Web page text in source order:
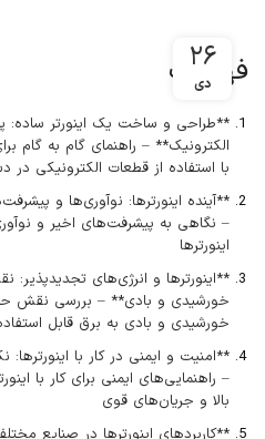
۲۶
دی
فهرست
**طراحی و ساخت یک اینورتر ساده:
الکترونیک** – راهنمای گام به گام
با استفاده از قطعات الکترونیکی در
**آینده اینورترها: نوآوری‌ها و
– نگاهی به پیشرفت‌های اخیر و
اینورترها
**اینورترها و انرژی‌های تجدیدپذیر:
خورشیدی و بادی** – بررسی نقش
خورشیدی و بادی به برق قابل
**امنیت و ایمنی در کار با
– راهنمایی‌های ایمنی برای کار با
بالا و جریان‌های قوی
**کاربردهای اینورترها در صنایع